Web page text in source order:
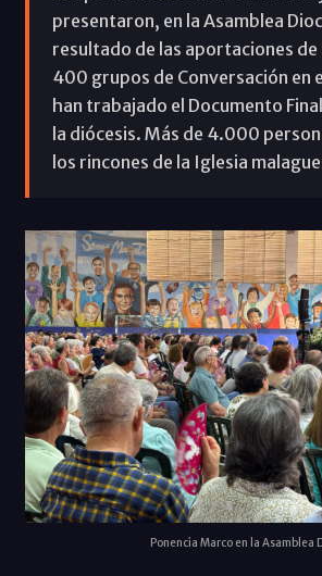
presentaron, en la Asamblea
resultado de las aportaciones de
400 grupos de Conversación en
han trabajado el Documento
la diócesis. Más de 4.000
los rincones de la Iglesia
Ponencia Marco en la Asamblea